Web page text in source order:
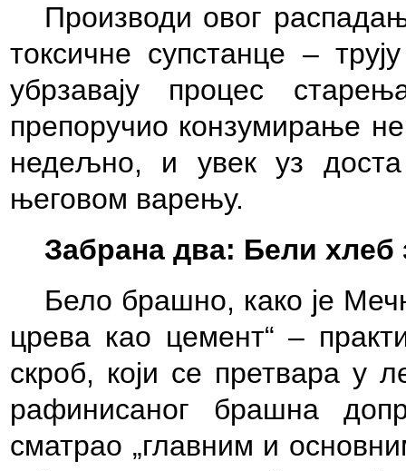
Производи овог
токсичне супстанце –
убрзавају процес
препоручио конзумирање
недељно, и увек уз
његовом варењу.
Забрана два: Бели хлеб
Бело брашно, како је
црева као цемент“ –
скроб, који се претвара у
рафинисаног брашна
сматрао „главним и